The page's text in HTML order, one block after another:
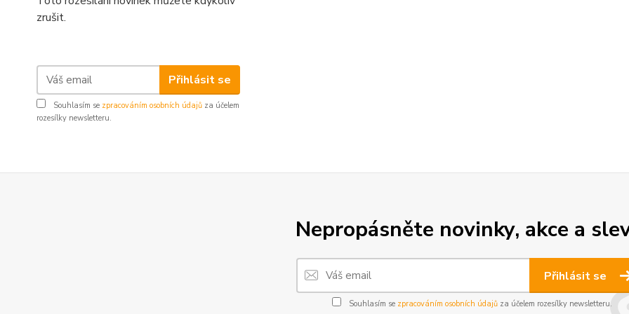
zrušit.
Přihlásit se
Souhlasím se zpracováním osobních údajů za účelem
rozesílky newsletteru.
Nepropásněte novinky, akce a
Přihlásit se
Souhlasím se zpracováním osobních údajůza účelem rozesílky newsletteru.